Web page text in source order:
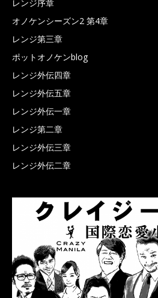
レンジ序章
オノケンシーズン2 第4章
レンジ第三章
ポットオノケンblog
レンジ外伝四章
レンジ外伝五章
レンジ外伝一章
レンジ第二章
レンジ外伝三章
レンジ外伝二章